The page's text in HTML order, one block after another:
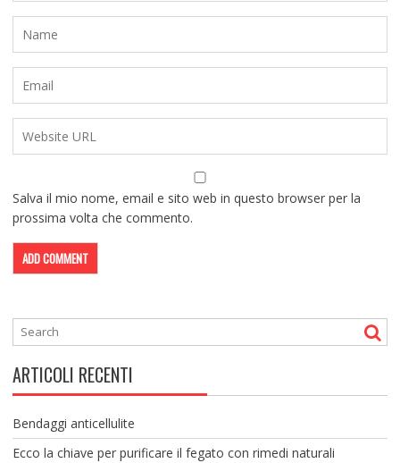
Salva il mio nome, email e sito web in questo browser per la
prossima volta che commento.
ARTICOLI RECENTI
Bendaggi anticellulite
Ecco la chiave per purificare il fegato con rimedi naturali